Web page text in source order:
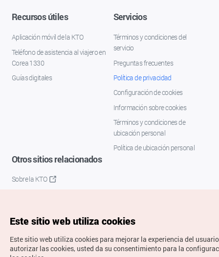
Recursos útiles
Aplicación móvil de la KTO
Teléfono de asistencia al viajero en
Corea 1330
Guías digitales
Servicios
Términos y condiciones del
servicio
Preguntas frecuentes
Política de privacidad
Configuración de cookies
Información sobre cookies
Términos y condiciones de
ubicación personal
Política de ubicación personal
Otros sitios relacionados
Sobre la KTO
Este sitio web utiliza cookies
Este sitio web utiliza cookies para mejorar la experiencia del
autorizar las cookies, usted da su consentimiento para la